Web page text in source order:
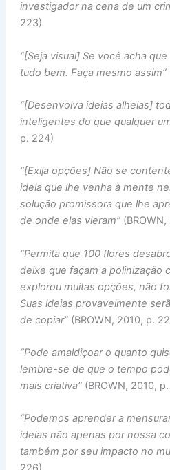
investigador na cena de um
223)
“[Seja visual] Se você acha
tudo bem. Faça mesmo assim”
“[Desenvolva ideias alheias]
inteligentes do que qualquer
p. 224)
“[Exija opções] Não se
ideia que lhe venha à mente
solução promissora que lhe
de onde elas vieram”
“Permita que 100 flores
deixe que façam a polinização
explorou muitas opções, não
Suas ideias provavelmente
de copiar” (BROWN, 2010, p.
“Pode amaldiçoar o quanto
lembre-se de que o tempo
mais criativa” (BROWN, 2010,
“Podemos aprender a
ideias não apenas por nossa
também por seu impacto no